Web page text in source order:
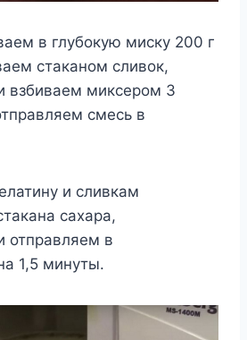
в глубокую миску 200 г
стаканом сливок,
взбиваем миксером 3
смесь в
и сливкам
сахара,
отправляем в
1,5 минуты.